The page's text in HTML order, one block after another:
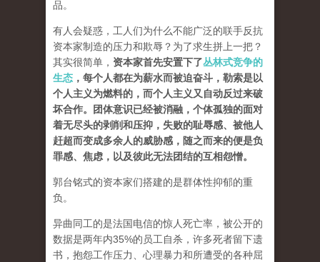
品。
有人会疑惑，工人们为什么不能广泛的联手反抗
资本家制造的压力和欺辱？为了求生拼上一把？
其实很简单， 资本家首先安置下了丛林式竞争的
生态 ，每个人都在为薪水而被迫奋斗，勒索是以
个人主义为燃料的，而个人主义又自动反过来破
坏合作。团体意识已经被消融，个体孤独的面对
着无尽头的剥削和压抑，失败的耻辱感、被他人
赶超而变成多余人的威胁感，随之而来的便是负
罪感、焦虑，以及彼此无法团结的互相怨憎。
郭台铭式的资本家们搭建的是群体性抑郁的重
负。
异曲同工的是法国电信的惊人死亡率，被公开的
数据是两年内35%的员工自杀，许多死者留下遗
书，抱怨工作压力、心理暴力和所遭受的各种屈